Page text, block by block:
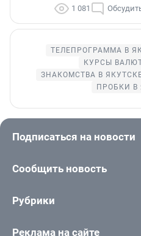
1 081
ТЕЛЕПРОГРАММА В
КУРСЫ
ЗНАКОМСТВА В
ПРОБКИ В
Подписаться на новости
Сообщить новость
Рубрики
Реклама на сайте